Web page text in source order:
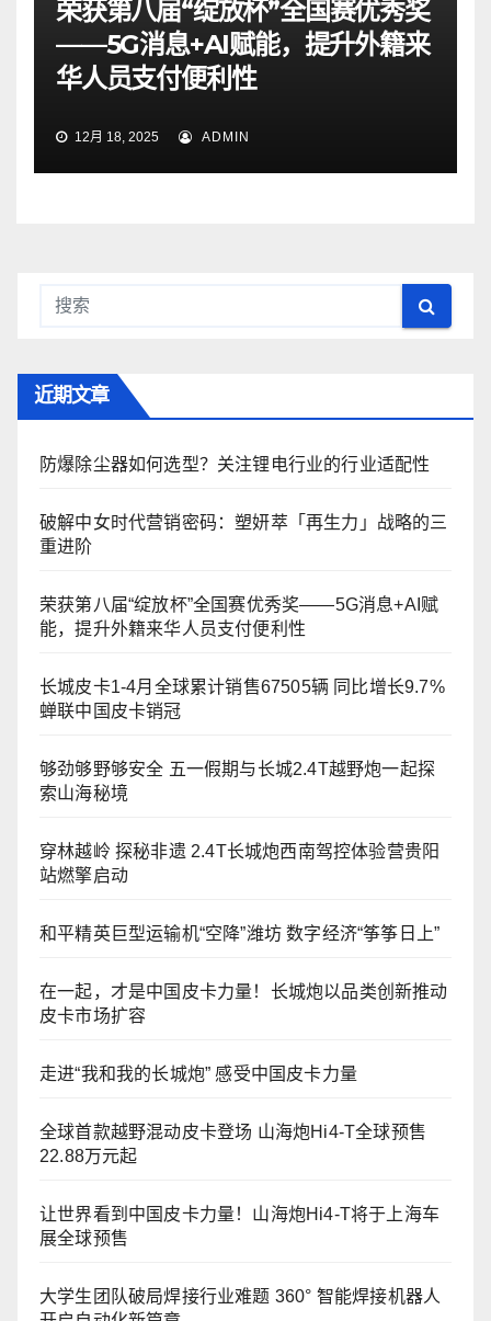
荣获第八届“绽放杯”全国赛优秀奖
——5G消息+AI赋能，提升外籍来
华人员支付便利性
12月 18, 2025 ADMIN
近期文章
防爆除尘器如何选型？关注锂电行业的行业适配性
破解中女时代营销密码：塑妍萃「再生力」战略的三
重进阶
荣获第八届“绽放杯”全国赛优秀奖——5G消息+AI赋
能，提升外籍来华人员支付便利性
长城皮卡1-4月全球累计销售67505辆 同比增长9.7%
蝉联中国皮卡销冠
够劲够野够安全 五一假期与长城2.4T越野炮一起探
索山海秘境
穿林越岭 探秘非遗 2.4T长城炮西南驾控体验营贵阳
站燃擎启动
和平精英巨型运输机“空降”潍坊 数字经济“筝筝日上”
在一起，才是中国皮卡力量！长城炮以品类创新推动
皮卡市场扩容
走进“我和我的长城炮” 感受中国皮卡力量
全球首款越野混动皮卡登场 山海炮Hi4-T全球预售
22.88万元起
让世界看到中国皮卡力量！山海炮Hi4-T将于上海车
展全球预售
大学生团队破局焊接行业难题 360° 智能焊接机器人